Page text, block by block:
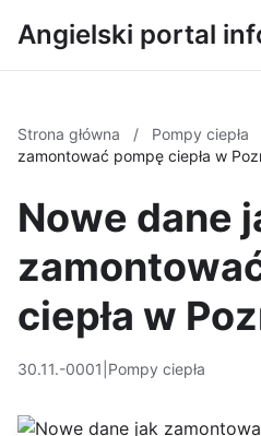
Angielski portal
Strona główna / Pompy ciepła
zamontować pompę ciepła w
Nowe dane
ciepła w
30.11.-0001 Pompy ciepła